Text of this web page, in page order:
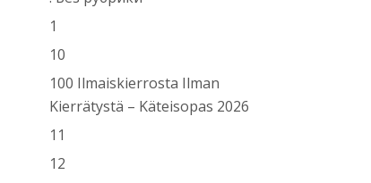
1
10
100 Ilmaiskierrosta Ilman
Kierrätystä – Käteisopas 2026
11
12